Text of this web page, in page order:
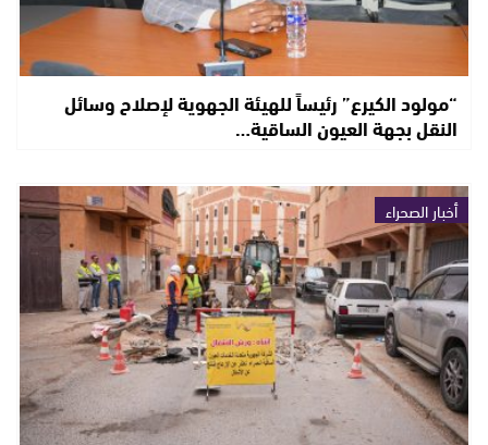
“مولود الكيرع” رئيساً للهيئة الجهوية لإصلاح وسائل
النقل بجهة العيون الساقية…
أخبار الصحراء